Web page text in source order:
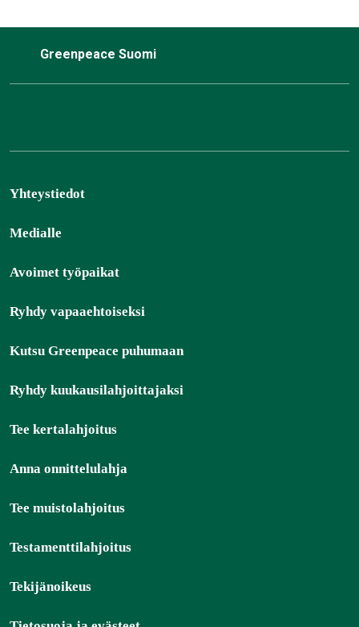
Greenpeace Suomi
Yhteystiedot
Medialle
Avoimet työpaikat
Ryhdy vapaaehtoiseksi
Kutsu Greenpeace puhumaan
Ryhdy kuukausilahjoittajaksi
Tee kertalahjoitus
Anna onnittelulahja
Tee muistolahjoitus
Testamenttilahjoitus
Tekijänoikeus